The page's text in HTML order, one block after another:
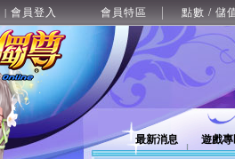
| 會員登入 會員特區 點數 / 儲
最新消息 遊戲